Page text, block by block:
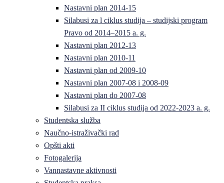
Nastavni plan 2014-15
Silabusi za l ciklus studija – studijski program
Pravo od 2014–2015 a. g.
Nastavni plan 2012-13
Nastavni plan 2010-11
Nastavni plan od 2009-10
Nastavni plan 2007-08 i 2008-09
Nastavni plan do 2007-08
Silabusi za II ciklus studija od 2022-2023 a. g.
Studentska služba
Naučno-istraživački rad
Opšti akti
Fotogalerija
Vannastavne aktivnosti